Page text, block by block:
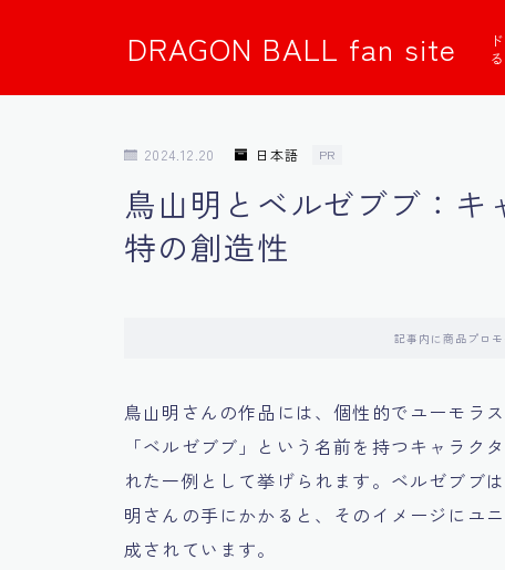
DRAGON BALL fan site
2024.12.20 日本語 PR
鳥山明とベルゼブブ：
特の創造性
記事内に商品プロ
鳥山明さんの作品には、個性的でユーモラ
「ベルゼブブ」という名前を持つキャラク
れた一例として挙げられます。ベルゼブブ
明さんの手にかかると、そのイメージにユ
成されています。